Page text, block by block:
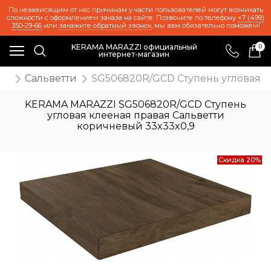
По независящим от нас причинам у части пользователей могут возникать
сложности с оформлением заказа на сайте. Позвоните по телефону +7 (499)
350-29-66или закажите обратный звонок, мы вам обязательно поможем!
KERAMA MARAZZI официальный
интернет-магазин
0
Сальветти SG506820R/GCD Ступень
KERAMA MARAZZI SG506820R/GCD Ступень
угловая клееная правая Сальветти
коричневый 33x33x0,9
Скидка 20%